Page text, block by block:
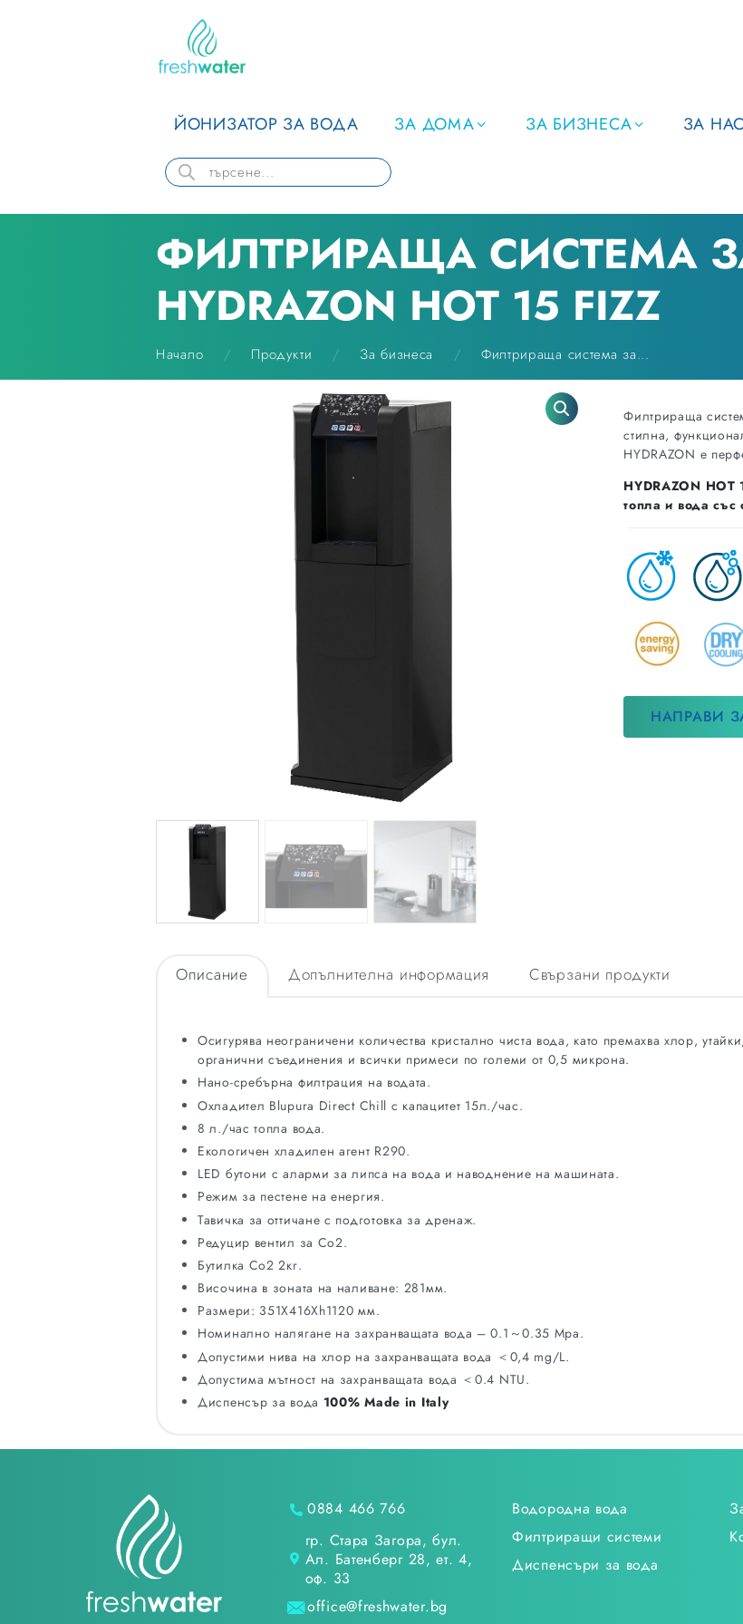
ЙОНИЗАТОР ЗА ВОДА ЗА ДОМА ЗА БИЗНЕСА ЗА НАС
ФИЛТРИРАЩА СИСТЕМА
HYDRAZON HOT 15 FIZZ
Начало Продукти За бизнеса Филтрираща система за...
Филтрираща
стилна,
HYDRAZON е
HYDRAZON HOT
топла и вода със
НАПРАВИ
Описание Допълнителна информация Свързани продукти
Осигурява неограничени количества кристално чиста вода, като премахва хлор,
органични съединения и всички примеси по големи от 0,5 микрона.
Нано-сребърна филтрация на водата.
Охладител Blupura Direct Chill с капацитет 15л./час.
8 л./час топла вода.
Екологичен хладилен агент R290.
LED бутони с аларми за липса на вода и наводнениe на машината.
Режим за пестене на енергия.
Тавичка за оттичане с подготовка за дренаж.
Редуцир вентил за Co2.
Бутилка Co2 2кг.
Височина в зоната на наливане: 281мм.
Размери: 351X416Xh1120 мм.
Номинално налягане на захранващата вода – 0.1～0.35 Mpa.
Допустими нива на хлор на захранващата вода ＜0,4 mg/L.
Допустима мътност на захранващата вода ＜0.4 NTU.
Диспенсър за вода 100% Made in Italy
0884 466 766
гр. Стара Загора, бул.
Ал. Батенберг 28, ет. 4,
оф. 33
office@freshwater.bg
Водородна вода
Филтриращи системи
Диспенсъри за вода